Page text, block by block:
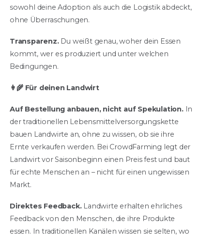
sowohl deine Adoption als auch die Logistik abdeckt,
ohne Überraschungen.
Transparenz.Du weißt genau, woher dein Essen
kommt, wer es produziert und unter welchen
Bedingungen.
👩‍🌾 Für deinen Landwirt
Auf Bestellung anbauen, nicht auf Spekulation.In
der traditionellen Lebensmittelversorgungskette
bauen Landwirte an, ohne zu wissen, ob sie ihre
Ernte verkaufen werden. Bei CrowdFarming legt der
Landwirt vor Saisonbeginn einen Preis fest und baut
für echte Menschen an – nicht für einen ungewissen
Markt.
Direktes Feedback.Landwirte erhalten ehrliches
Feedback von den Menschen, die ihre Produkte
essen. In traditionellen Kanälen wissen sie selten, wo